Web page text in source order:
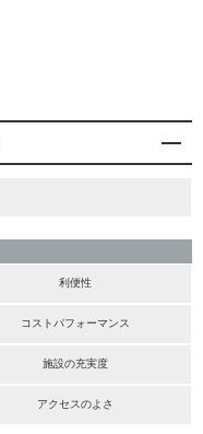
利便性
コストパフォーマンス
施設の充実度
アクセスのよさ